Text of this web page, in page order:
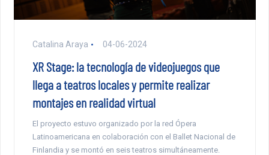
Catalina Araya 04-06-2024
XR Stage: la tecnología de videojuegos que
llega a teatros locales y permite realizar
montajes en realidad virtual
El proyecto estuvo organizado por la red Ópera
Latinoamericana en colaboración con el Ballet Nacional de
Finlandia y se montó en seis teatros simultáneamente.